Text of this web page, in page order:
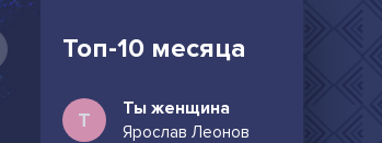
Топ-10 месяца
Т Ты женщина
Ярослав Леонов